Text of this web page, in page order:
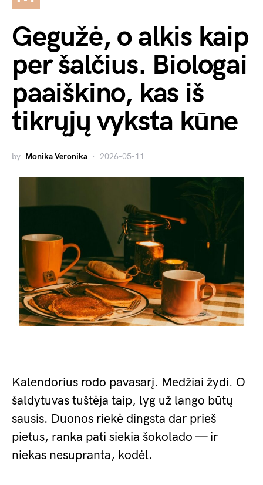
Gegužė, o alkis kaip
per šalčius. Biologai
paaiškino, kas iš
tikrųjų vyksta kūne
by Monika Veronika 2026-05-11
Kalendorius rodo pavasarį. Medžiai žydi. O
šaldytuvas tuštėja taip, lyg už lango būtų
sausis. Duonos riekė dingsta dar prieš
pietus, ranka pati siekia šokolado — ir
niekas nesupranta, kodėl.